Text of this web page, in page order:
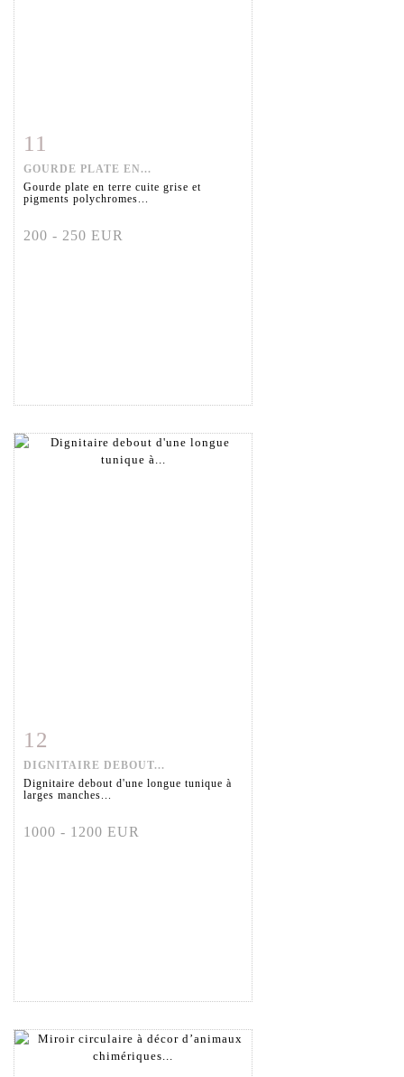
11
GOURDE PLATE EN...
Gourde plate en terre cuite grise et
pigments polychromes...
200 - 250 EUR
12
DIGNITAIRE DEBOUT...
Dignitaire debout d'une longue tunique à
larges manches...
1000 - 1200 EUR